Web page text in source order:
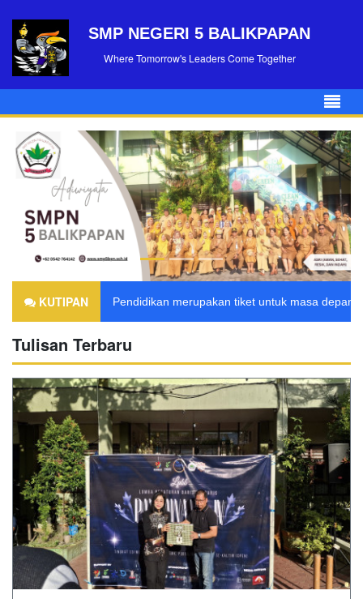
SMP NEGERI 5 BALIKPAPAN
Where Tomorrow's Leaders Come Together
KUTIPAN Pendidikan merupakan tiket untuk masa
Tulisan Terbaru